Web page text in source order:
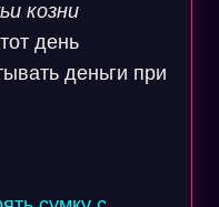
козни
день
деньги при